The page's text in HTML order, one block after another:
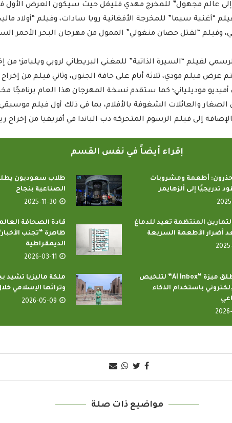
“إلى عالم مجهول” للمخرج مهدي فليفل حيث سيكون العرض
“أغنية سيما” للمخرجة الأفغانية رويا سادات، وفيلم “أولاد
وفيلم “لقتل حصان منغولي” الممول من مهرجان البحر الأحمر
لفيلم “السيرة الذاتية” للمغني البريطاني لروبي ويليامز؛ من
فيلم مودي، ثلاثة أيام على حافة الجنون، وثاني فيلم من
موديلياني؛ كما ستقدم نسخة المهرجان هذا العام برنامجًا
والعائلات الشغوفة بالأفلام، بما في ذلك أول فيلم
إلى فيلم الرسوم المتحركة دب الباندا في أفريقيا من إخراج
إقراء أيضاً في نفس القسم
أطعمة ومشروبات
تدريجيًا إلى ألزهايمر
طلاب سعوديون
الصناعية بنجاح
2025-11-30
المنتظمة تعيد للدماغ
أضرار الأطعمة السريعة
قادة الصحافة
ظاهرة “تجنب
الديمقراطية
2026-03-11
جوجل تطلق ميزة “AI Inbox” لتلخيص
باستخدام الذكاء
ملكة ماليزيا تشيد
وتراثها الإسلامي
2026-05-09
مواضيع ذات صلة
أمين عام منظمة التعاون الإسلامي
يدعو الدول الأعضاء...
الدارسون